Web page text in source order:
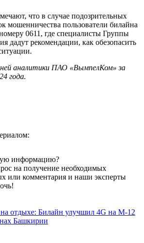
что в случае подозрительных
мошенничества пользователи билайна
0611, где специалисты Группы
дадут рекомендации, как обезопасить
аналитики ПАО «ВымпелКом» за
года.
информацию?
на получение необходимых
или комментария и наши эксперты
отдыхе: Билайн улучшил 4G на М-12
Башкирии